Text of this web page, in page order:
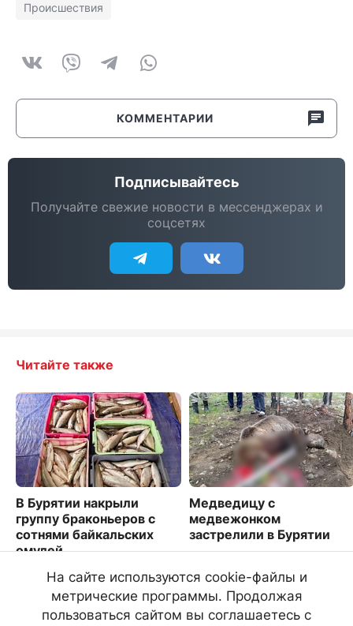
Происшествия
КОММЕНТАРИИ
Подписывайтесь
Получайте свежие новости в мессенджерах и
соцсетях
Читайте также
В Бурятии накрыли
группу браконьеров с
сотнями байкальских
омулей
7646
Медведицу с
медвежонком
застрелили в Бурятии
На сайте используются cookie-файлы и
метрические программы. Продолжая
пользоваться сайтом вы соглашаетесь с